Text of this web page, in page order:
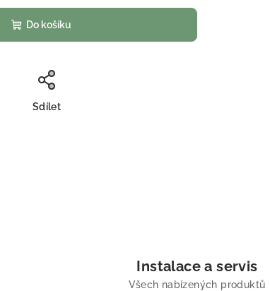
Do košíku
Sdílet
Instalace a servis
Všech nabízených produktů